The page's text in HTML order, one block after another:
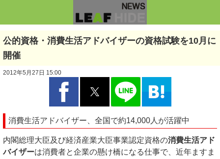
公的資格・消費生活アドバイザーの資格試験を10月に
開催
2012年5月27日 15:00
消費生活アドバイザー、全国で約14,000人が活躍中
内閣総理大臣及び経済産業大臣事業認定資格の消費生活アド
バイザーは消費者と企業の懸け橋になる仕事で、近年ますま